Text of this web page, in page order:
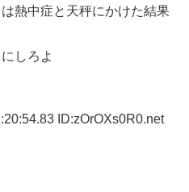
熱中症と天秤にかけた結果
しろよ
ID:zOrOXs0R0.net